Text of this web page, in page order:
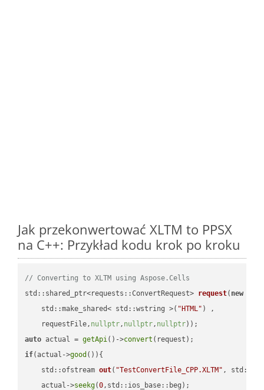
Jak przekonwertować XLTM to PPSX
na C++: Przykład kodu krok po kroku
// Converting to XLTM using Aspose.Cells
std::shared_ptr<requests::ConvertRequest> request( new
    std::make_shared< std::wstring >(
"HTML" ) ,
    requestFile,
nullptr, nullptr, nullptr))
auto actual = getApi()->convert
if(actual->good ()){
std::ofstream out( "TestConvertFile_CPP.XLTM" ,
    actual->
seekg(0,std::ios_base::beg);